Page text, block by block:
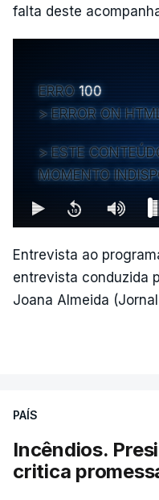
falta deste
ERRO 100
ERROR ON
ESTE
MOMENTO
Entrevista ao
entrevista conduzida
Joana Almeida
PAÍS
Incêndios.
critica